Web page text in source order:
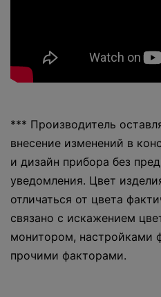
*** Производитель
внесение изменений в
и дизайн прибора без
уведомления. Цвет
отличаться от цвета
связано с искажением
монитором, настройками
прочими факторами.